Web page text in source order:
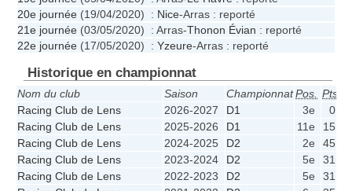
20e journée (19/04/2020) : Nice-Arras : reporté
21e journée (03/05/2020) : Arras-Thonon Évian : reporté
22e journée (17/05/2020) : Yzeure-Arras : reporté
Historique en championnat
Nom du club Saison ChampionnatPos. Pts
Racing Club de Lens
2026-2027 D1 3e 0
Racing Club de Lens
2025-2026 D1 11e 15
Racing Club de Lens
2024-2025 D2 2e 45
Racing Club de Lens
2023-2024 D2 5e 31
Racing Club de Lens
2022-2023 D2 5e 31